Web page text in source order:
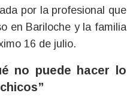
por la profesional que
en Bariloche y la familia
16 de julio.
no puede hacer lo